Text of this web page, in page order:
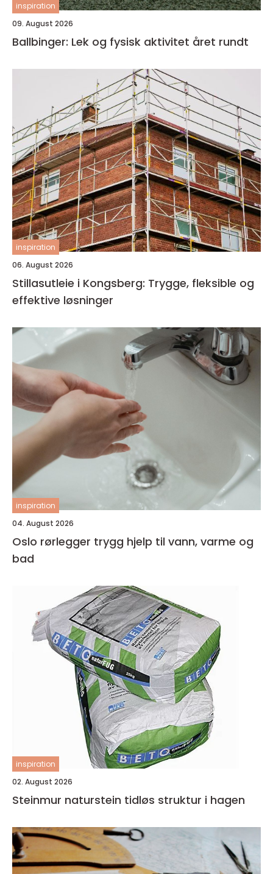
inspiration
09. August 2026
Ballbinger: Lek og fysisk aktivitet året rundt
inspiration
06. August 2026
Stillasutleie i Kongsberg: Trygge, fleksible og
effektive løsninger
inspiration
04. August 2026
Oslo rørlegger trygg hjelp til vann, varme og
bad
inspiration
02. August 2026
Steinmur naturstein tidløs struktur i hagen